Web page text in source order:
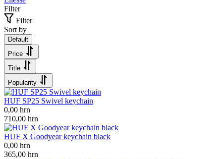
Filter
Filter
Sort by
Default
Price
Title
Popularity
HUF SP25 Swivel keychain
0,00 hrn
710,00 hrn
HUF X Goodyear keychain black
0,00 hrn
365,00 hrn